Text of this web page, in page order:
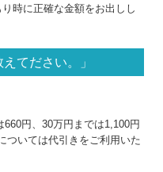
時に正確な金額をお出しし
てださい。 」
円、30万円までは1,100円
ついては代引きをご利用いた